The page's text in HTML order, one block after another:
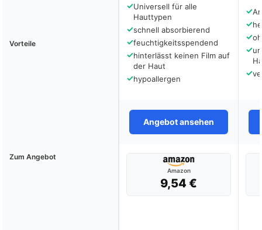
Vorteile
✓Universell für alle
Hauttypen
✓schnell absorbierend
✓feuchtigkeitsspendend
✓hinterlässt keinen Film auf
der Haut
✓hypoallergen
✓
✓
✓
✓
✓
Angebot ansehen
Zum Angebot
Amazon
9,54 €